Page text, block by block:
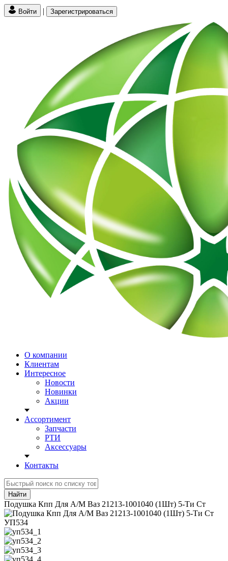
Войти | Зарегистрироваться
О компании
Клиентам
Интересное
Новости
Новинки
Акции
Ассортимент
Запчасти
РТИ
Аксессуары
Контакты
Найти
Подушка Кпп Для А/М Ваз 21213-1001040 (1Шт) 5-Ти Ст
УП534